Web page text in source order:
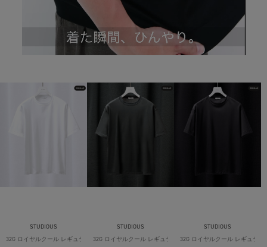
STUDIOUS
32G ロイヤルクール レギュラーTシャツ
STUDIOUS
32G ロイヤルクール レギュラーTシャツ
STUDIOUS
32G ロイヤルクール レギュラー